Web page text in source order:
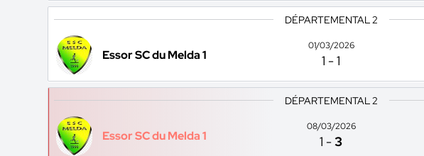
DÉPARTEMENTAL 2
Essor SC du Melda 1
01/03/2026
1 -1
DÉPARTEMENTAL 2
Essor SC du Melda 1
08/03/2026
1 -3